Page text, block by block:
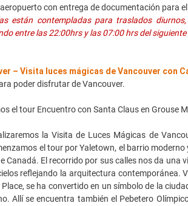
aeropuerto con entrega de documentación para
están contempladas para traslados
entre las 22:00hrs y las 07:00 hrs del
– Visita luces mágicas de Vancouver con
poder disfrutar de Vancouver.
el tour Encuentro con Santa Claus en
la Visita de Luces Mágicas de
el tour por Yaletown, el barrio
Canadá. El recorrido por sus calles nos da
reflejando la arquitectura contemporánea.
se ha convertido en un símbolo de la
Allí se encuentra también el Pebetero